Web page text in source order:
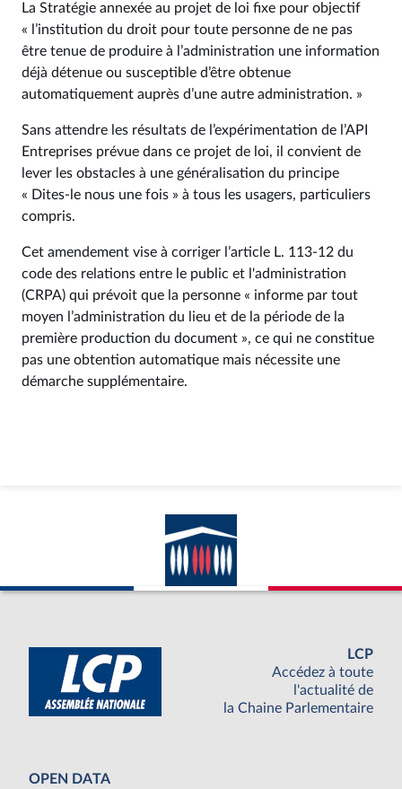
La Stratégie annexée au projet de loi fixe pour objectif
« l’institution du droit pour toute personne de ne pas
être tenue de produire à l’administration une information
déjà détenue ou susceptible d’être obtenue
automatiquement auprès d’une autre administration. »
Sans attendre les résultats de l’expérimentation de l’API
Entreprises prévue dans ce projet de loi, il convient de
lever les obstacles à une généralisation du principe
« Dites-le nous une fois » à tous les usagers, particuliers
compris.
Cet amendement vise à corriger l’article L. 113‑12 du
code des relations entre le public et l'administration
(CRPA) qui prévoit que la personne « informe par tout
moyen l’administration du lieu et de la période de la
première production du document », ce qui ne constitue
pas une obtention automatique mais nécessite une
démarche supplémentaire.
LCP
Accédez à toute
l'actualité de
la Chaine Parlementaire
OPEN DATA